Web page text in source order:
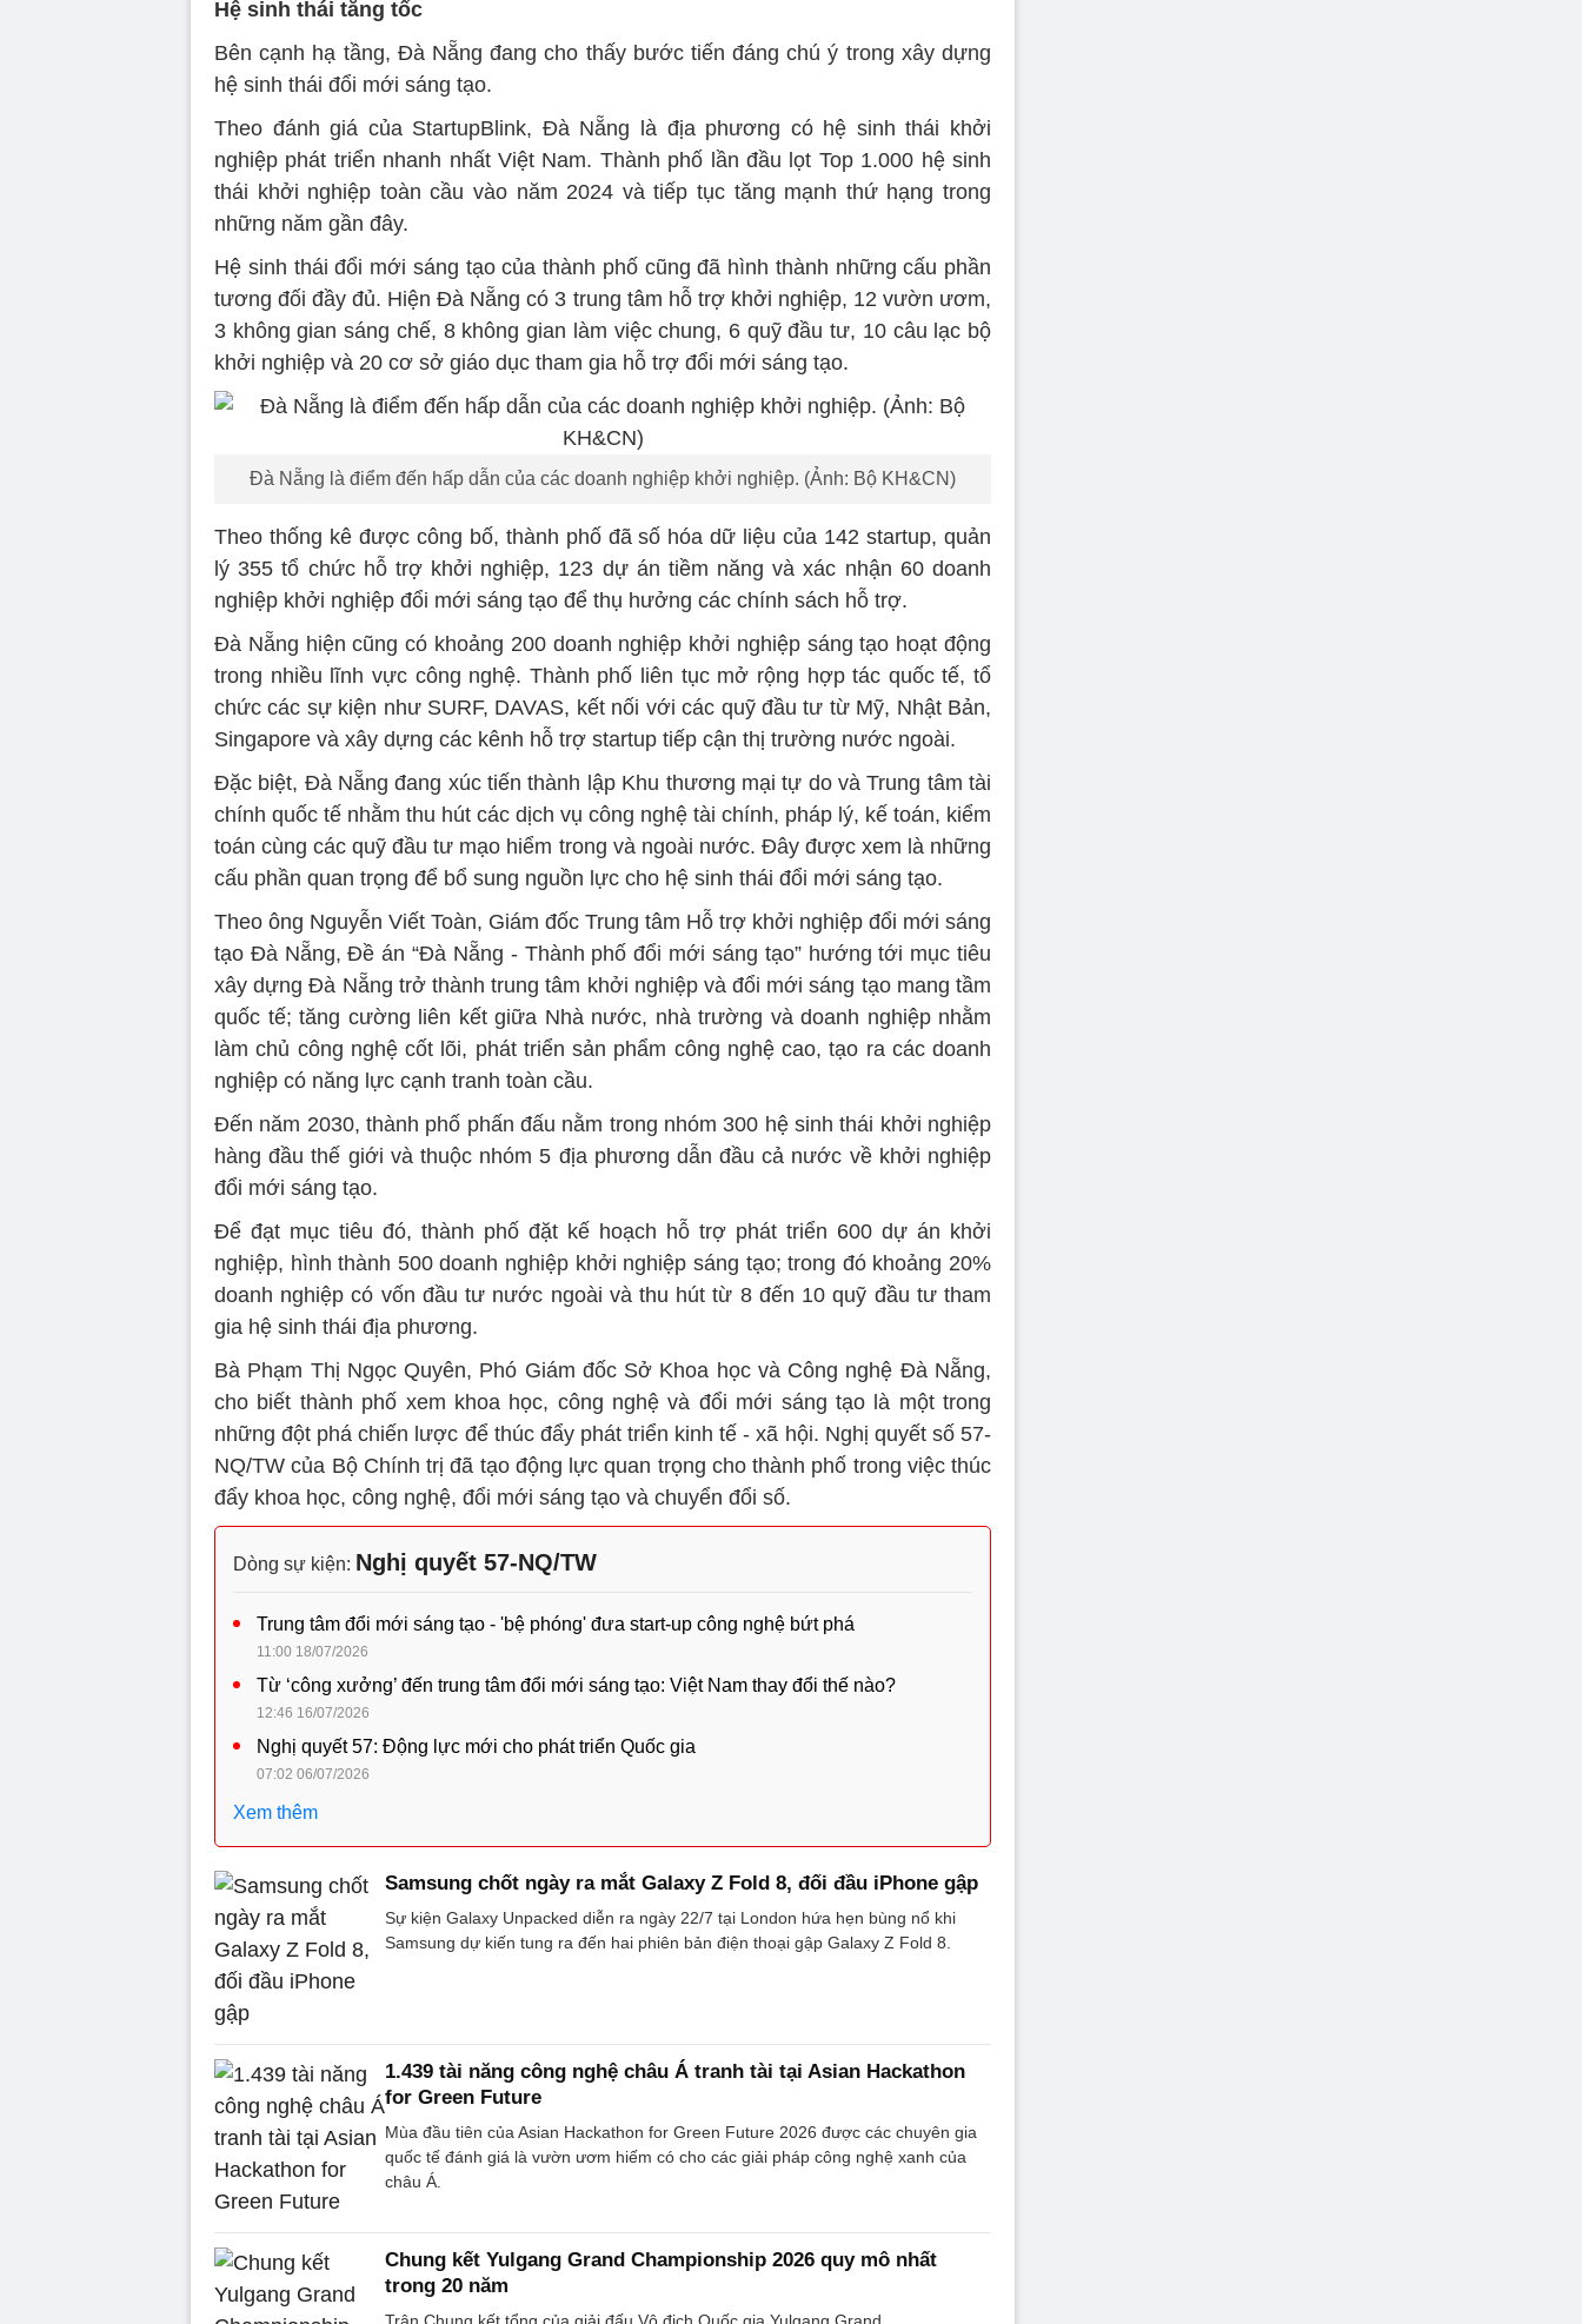
Hệ sinh thái tăng tốc
Bên cạnh hạ tầng, Đà Nẵng đang cho thấy bước tiến đáng chú ý trong xây dựng
hệ sinh thái đổi mới sáng tạo.
Theo đánh giá của StartupBlink, Đà Nẵng là địa phương có hệ sinh thái khởi
nghiệp phát triển nhanh nhất Việt Nam. Thành phố lần đầu lọt Top 1.000 hệ sinh
thái khởi nghiệp toàn cầu vào năm 2024 và tiếp tục tăng mạnh thứ hạng trong
những năm gần đây.
Hệ sinh thái đổi mới sáng tạo của thành phố cũng đã hình thành những cấu phần
tương đối đầy đủ. Hiện Đà Nẵng có 3 trung tâm hỗ trợ khởi nghiệp, 12 vườn ươm,
3 không gian sáng chế, 8 không gian làm việc chung, 6 quỹ đầu tư, 10 câu lạc bộ
khởi nghiệp và 20 cơ sở giáo dục tham gia hỗ trợ đổi mới sáng tạo.
Đà Nẵng là điểm đến hấp dẫn của các doanh nghiệp khởi nghiệp. (Ảnh: Bộ KH&CN)
Theo thống kê được công bố, thành phố đã số hóa dữ liệu của 142 startup, quản
lý 355 tổ chức hỗ trợ khởi nghiệp, 123 dự án tiềm năng và xác nhận 60 doanh
nghiệp khởi nghiệp đổi mới sáng tạo để thụ hưởng các chính sách hỗ trợ.
Đà Nẵng hiện cũng có khoảng 200 doanh nghiệp khởi nghiệp sáng tạo hoạt động
trong nhiều lĩnh vực công nghệ. Thành phố liên tục mở rộng hợp tác quốc tế, tổ
chức các sự kiện như SURF, DAVAS, kết nối với các quỹ đầu tư từ Mỹ, Nhật Bản,
Singapore và xây dựng các kênh hỗ trợ startup tiếp cận thị trường nước ngoài.
Đặc biệt, Đà Nẵng đang xúc tiến thành lập Khu thương mại tự do và Trung tâm tài
chính quốc tế nhằm thu hút các dịch vụ công nghệ tài chính, pháp lý, kế toán, kiểm
toán cùng các quỹ đầu tư mạo hiểm trong và ngoài nước. Đây được xem là những
cấu phần quan trọng để bổ sung nguồn lực cho hệ sinh thái đổi mới sáng tạo.
Theo ông Nguyễn Viết Toàn, Giám đốc Trung tâm Hỗ trợ khởi nghiệp đổi mới sáng
tạo Đà Nẵng, Đề án “Đà Nẵng - Thành phố đổi mới sáng tạo” hướng tới mục tiêu
xây dựng Đà Nẵng trở thành trung tâm khởi nghiệp và đổi mới sáng tạo mang tầm
quốc tế; tăng cường liên kết giữa Nhà nước, nhà trường và doanh nghiệp nhằm
làm chủ công nghệ cốt lõi, phát triển sản phẩm công nghệ cao, tạo ra các doanh
nghiệp có năng lực cạnh tranh toàn cầu.
Đến năm 2030, thành phố phấn đấu nằm trong nhóm 300 hệ sinh thái khởi nghiệp
hàng đầu thế giới và thuộc nhóm 5 địa phương dẫn đầu cả nước về khởi nghiệp
đổi mới sáng tạo.
Để đạt mục tiêu đó, thành phố đặt kế hoạch hỗ trợ phát triển 600 dự án khởi
nghiệp, hình thành 500 doanh nghiệp khởi nghiệp sáng tạo; trong đó khoảng 20%
doanh nghiệp có vốn đầu tư nước ngoài và thu hút từ 8 đến 10 quỹ đầu tư tham
gia hệ sinh thái địa phương.
Bà Phạm Thị Ngọc Quyên, Phó Giám đốc Sở Khoa học và Công nghệ Đà Nẵng,
cho biết thành phố xem khoa học, công nghệ và đổi mới sáng tạo là một trong
những đột phá chiến lược để thúc đẩy phát triển kinh tế - xã hội. Nghị quyết số 57-
NQ/TW của Bộ Chính trị đã tạo động lực quan trọng cho thành phố trong việc thúc
đẩy khoa học, công nghệ, đổi mới sáng tạo và chuyển đổi số.
Dòng sự kiện: Nghị quyết 57-NQ/TW
Trung tâm đổi mới sáng tạo - 'bệ phóng' đưa start-up công nghệ bứt phá
11:00 18/07/2026
Từ ‘công xưởng’ đến trung tâm đổi mới sáng tạo: Việt Nam thay đổi thế nào?
12:46 16/07/2026
Nghị quyết 57: Động lực mới cho phát triển Quốc gia
07:02 06/07/2026
Xem thêm
Samsung chốt ngày ra mắt Galaxy Z Fold 8, đối đầu iPhone gập
Sự kiện Galaxy Unpacked diễn ra ngày 22/7 tại London hứa hẹn bùng nổ khi
Samsung dự kiến tung ra đến hai phiên bản điện thoại gập Galaxy Z Fold 8.
1.439 tài năng công nghệ châu Á tranh tài tại Asian Hackathon
for Green Future
Mùa đầu tiên của Asian Hackathon for Green Future 2026 được các chuyên gia
quốc tế đánh giá là vườn ươm hiếm có cho các giải pháp công nghệ xanh của
châu Á.
Chung kết Yulgang Grand Championship 2026 quy mô nhất
trong 20 năm